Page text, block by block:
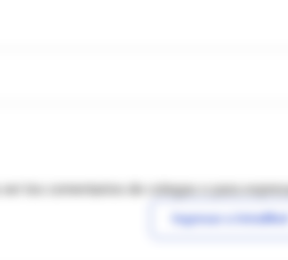
ver los comentarios de colegas o para
Ingresar a IntraMed